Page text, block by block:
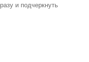
и подчеркнуть